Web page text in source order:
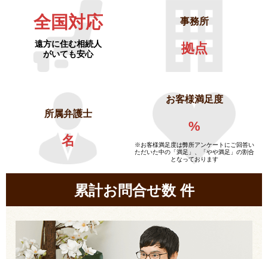
全国対応
遠方に住む相続人
がいても安心
事務所
拠点
所属弁護士
名
お客様満足度
%
※お客様満足度は弊所アンケートにご回答い
ただいた中の「満足」、「やや満足」の割合
となっております
累計お問合せ数件